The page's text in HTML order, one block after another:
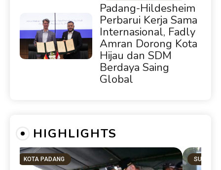
Padang-Hildesheim
Perbarui Kerja Sama
Internasional, Fadly
Amran Dorong Kota
Hijau dan SDM
Berdaya Saing
Global
HIGHLIGHTS
KOTA PADANG SUMBAR